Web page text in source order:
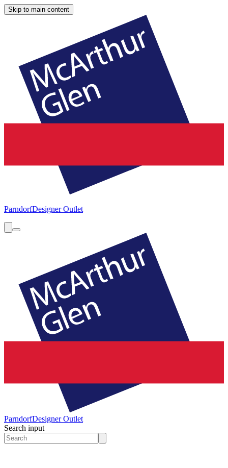
Skip to main content
ParndorfDesigner Outlet
ParndorfDesigner Outlet
Search input